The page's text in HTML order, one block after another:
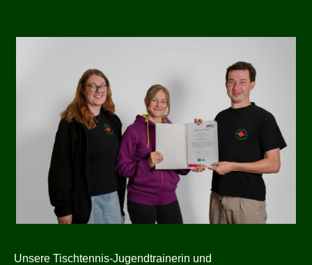
Unsere Tischtennis-Jugendtrainerin und